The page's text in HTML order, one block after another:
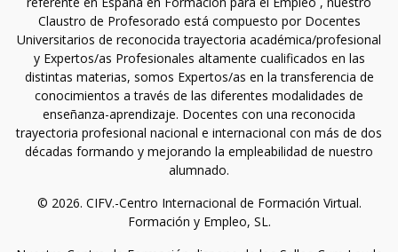
Claustro de Profesorado está compuesto por Docentes
Universitarios de reconocida trayectoria académica/profesional
y Expertos/as Profesionales altamente cualificados en las
distintas materias, somos Expertos/as en la transferencia de
conocimientos a través de las diferentes modalidades de
enseñanza-aprendizaje. Docentes con una reconocida
trayectoria profesional nacional e internacional con más de dos
décadas formando y mejorando la empleabilidad de nuestro
alumnado.
© 2026. CIFV.-Centro Internacional de Formación Virtual.
Formación y Empleo, SL.